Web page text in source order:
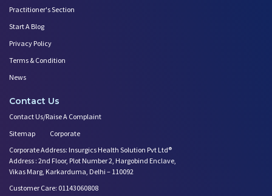
Practitioner's Section
Start A Blog
Privacy Policy
Terms & Condition
News
Contact Us
Contact Us/Raise A Complaint
Sitemap
Corporate
Corporate Address: Insurgics Health Solution Pvt Ltd®
Address : 2nd Floor, Plot Number 2, Hargobind Enclave,
Vikas Marg, Karkarduma, Delhi – 110092
Customer Care: 01143060808